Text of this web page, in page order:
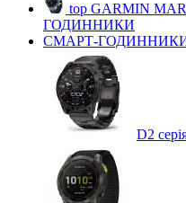
top GARMIN
ГОДИННИКИ
СМАРТ-
D2